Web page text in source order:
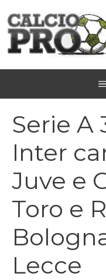
contenuto
Serie A
Inter
Juve e
Toro e
Lecce